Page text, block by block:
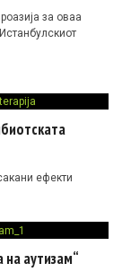
за оваа
ефекти
на аутизам“